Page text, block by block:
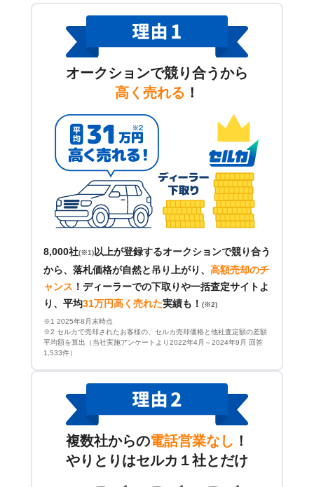
オークションで競り合うから
高く売れる ！
8,000社(※1) 以上が登録するオークションで競り合う
から、落札価格が自然と吊り上がり、 高額売却のチ
ャンス ！ ディーラーでの下取りや一括査定サイトよ
り、平均31万円高く売れた実績も！ (※2)
※1 2025年8月末時点
※2 セルカで売却されたお客様の、セルカ売却価格と他社査定額の差額
平均額を算出（当社実施アンケートより2022年4月～2024年9月 回答
1,533件）
複数社からの電話営業なし ！
やりとりはセルカ１社とだけ